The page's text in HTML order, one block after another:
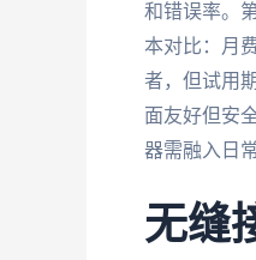
和错误率。
本对比：月
者，但试用
面友好但安
器需融入日常
无缝